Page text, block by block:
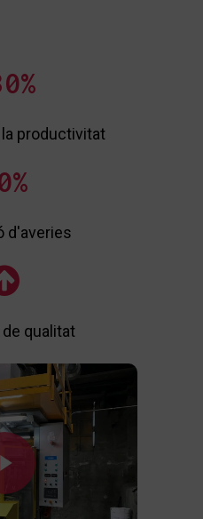
%
productivitat
%
d'averies
qualitat